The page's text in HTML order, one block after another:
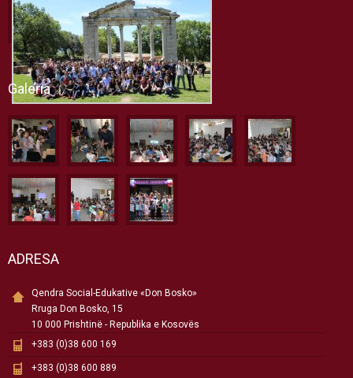
Galeria
ADRESA
Qendra Social-Edukative «Don Bosko»
Rruga Don Bosko, 15
10 000 Prishtinë - Republika e Kosovës
+383 (0)38 600 169
+383 (0)38 600 889